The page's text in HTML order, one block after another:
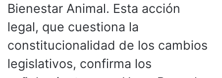
Bienestar Animal. Esta acción
legal, que cuestiona la
constitucionalidad de los cambios
legislativos, confirma los